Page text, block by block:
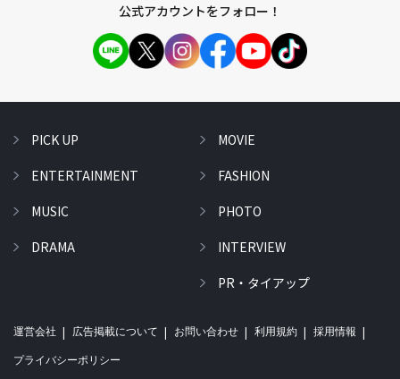
公式アカウントをフォロー！
PICK UP
ENTERTAINMENT
MUSIC
DRAMA
MOVIE
FASHION
PHOTO
INTERVIEW
PR・タイアップ
運営会社 広告掲載について お問い合わせ 利用規約 採用情報
プライバシーポリシー